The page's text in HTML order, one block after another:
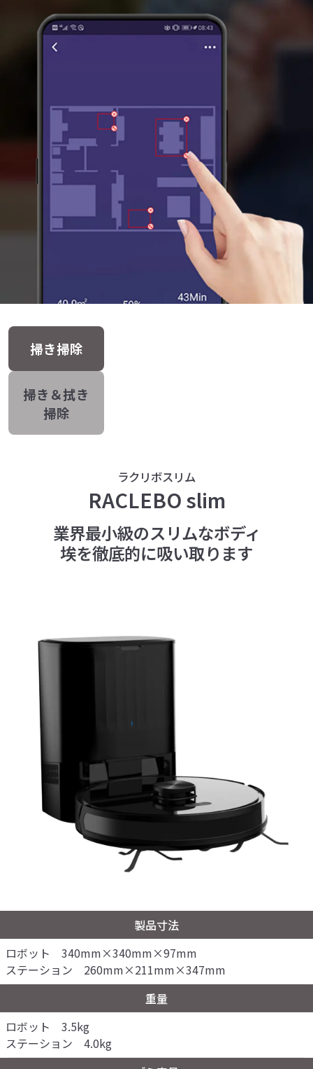
掃き掃除
掃き＆拭き
掃除
RACLEBO slim
ラクリボスリム
業界最小級のスリムなボディ
埃を徹底的に吸い取ります
製品寸法
ロボット 340mm×340mm×97mm
ステーション 260mm×211mm×347mm
重量
ロボット 3.5kg
ステーション 4.0kg